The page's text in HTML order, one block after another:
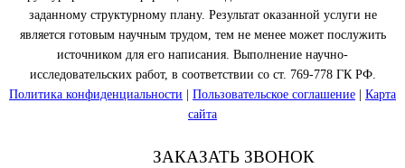
заданному структурному плану. Результат оказанной услуги не
является готовым научным трудом, тем не менее может послужить
источником для его написания. Выполнение научно-
исследовательских работ, в соответствии со ст. 769-778 ГК РФ.
Политика конфиденциальности
Пользовательское соглашение
Карта
сайта
ЗАКАЗАТЬ ЗВОНОК